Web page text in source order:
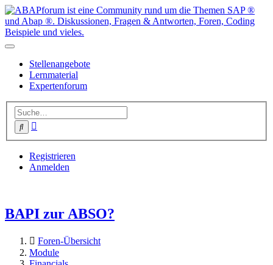
Stellenangebote
Lernmaterial
Expertenforum
Suche
Registrieren
Anmelden
BAPI zur ABSO?
Foren-Übersicht
Module